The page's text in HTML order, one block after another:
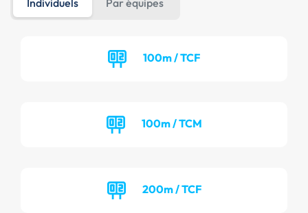
Individuels Par équipes
100m / TCF
100m / TCM
200m / TCF